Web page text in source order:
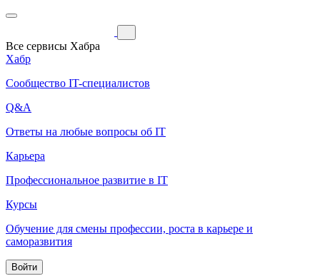
Все сервисы Хабра
Хабр
Сообщество IT-специалистов
Q&A
Ответы на любые вопросы об IT
Карьера
Профессиональное развитие в IT
Курсы
Обучение для смены профессии, роста в карьере и
саморазвития
Войти